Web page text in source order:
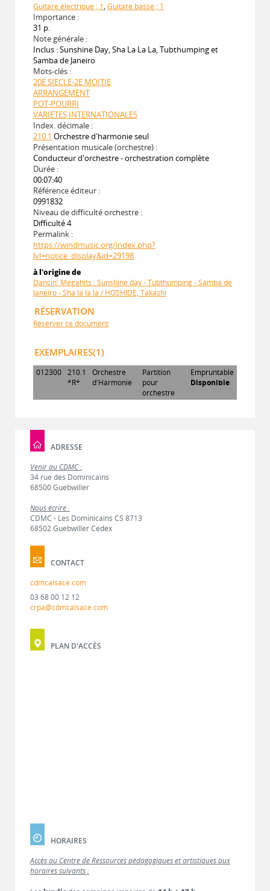
Guitare électrique ; 1, Guitare basse ; 1
Importance :
31 p.
Note générale :
Inclus : Sunshine Day, Sha La La La, Tubthumping et
Samba de Janeiro
Mots-clés :
20E SIECLE-2E MOITIE
ARRANGEMENT
POT-POURRI
VARIETES INTERNATIONALES
Index. décimale :
210.1 Orchestre d'harmonie seul
Présentation musicale (orchestre) :
Conducteur d'orchestre - orchestration complète
Durée :
00:07:40
Référence éditeur :
0991832
Niveau de difficulté orchestre :
Difficulté 4
Permalink :
https://windmusic.org/index.php?
lvl=notice_display&id=29198
à l'origine de
Dancin' Megahits : Sunshine day - Tubthumping - Samba de
Janeiro - Sha la la la / HOSHIDE, Takashi
RÉSERVATION
Réserver ce document
EXEMPLAIRES(1)
012300 210.1
*R*
Orchestre
d'Harmonie
Partition
pour
orchestre
Empruntable
Disponible
ADRESSE
Venir au CDMC :
34 rue des Dominicains
68500 Guebwiller
Nous écrire :
CDMC - Les Dominicains CS 8713
68502 Guebwiller Cedex
CONTACT
cdmcalsace.com
03 68 00 12 12
crpa@cdmcalsace.com
PLAN D'ACCÈS
HORAIRES
Accès au Centre de Ressources pédagogiques et artistiques aux
horaires suivants :